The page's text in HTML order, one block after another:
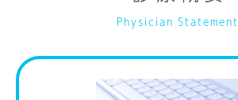
Physician Statement